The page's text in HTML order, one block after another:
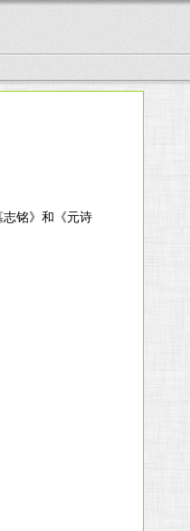
铭》和《元诗